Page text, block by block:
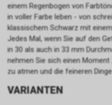
einem Regenbogen von
in voller Farbe leben - von
klassischem Schwarz mit
Jedes Mal, wenn Sie auf den
in 30 als auch in 33 mm
nehmen Sie sich einen
zu atmen und die feineren
VARIANTEN